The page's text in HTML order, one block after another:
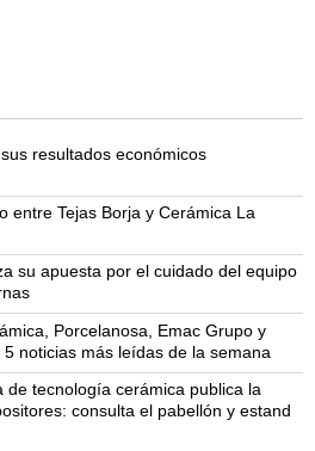
resultados económicos
entre Tejas Borja y Cerámica La
su apuesta por el cuidado del equipo
Porcelanosa, Emac Grupo y
noticias más leídas de la semana
de tecnología cerámica publica la
consulta el pabellón y estand